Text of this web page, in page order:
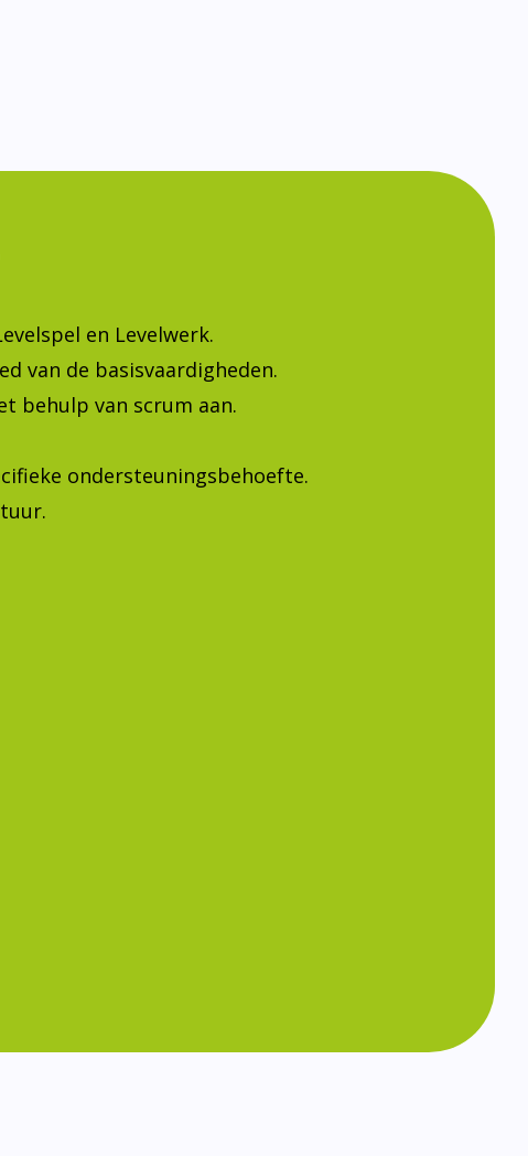
en Levelwerk.
van de basisvaardigheden.
behulp van scrum aan.
ondersteuningsbehoefte.